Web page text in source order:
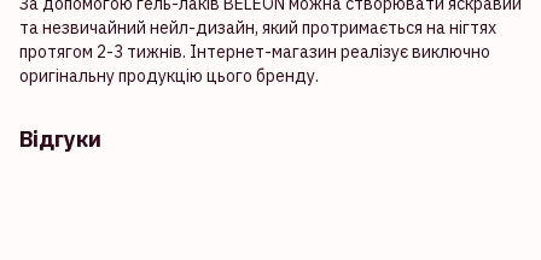
та незвичайний нейл-дизайн, який протримається на нігтях
протягом 2-3 тижнів. Інтернет-магазин реалізує виключно
оригінальну продукцію цього бренду.
Відгуки